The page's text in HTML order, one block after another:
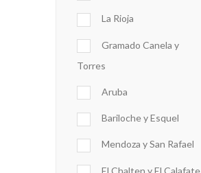
La Rioja
Gramado Canela y
Torres
Aruba
Bariloche y Esquel
Mendoza y San Rafael
El Chalten y El Calafate